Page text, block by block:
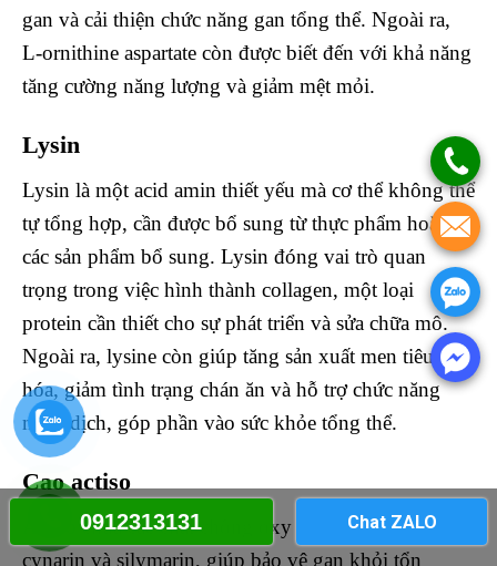
gan và cải thiện chức năng gan tổng thể. Ngoài ra,
L-ornithine aspartate còn được biết đến với khả năng
tăng cường năng lượng và giảm mệt mỏi.
Lysin
Lysin là một acid amin thiết yếu mà cơ thể không thể
tự tổng hợp, cần được bổ sung từ thực phẩm hoặc
các sản phẩm bổ sung. Lysin đóng vai trò quan
trọng trong việc hình thành collagen, một loại
protein cần thiết cho sự phát triển và sửa chữa mô.
Ngoài ra, lysine còn giúp tăng sản xuất men tiêu
hóa, giảm tình trạng chán ăn và hỗ trợ chức năng
miễn dịch, góp phần vào sức khỏe tổng thể.
Cao actiso
Actiso chứa các chất chống oxy hóa mạnh mẽ như
cynarin và silymarin, giúp bảo vệ gan khỏi tổn
0912313131 Chat ZALO